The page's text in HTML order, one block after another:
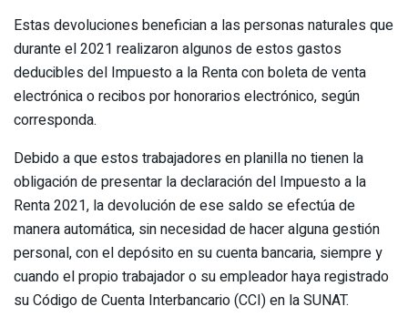
Estas devoluciones benefician a las personas naturales que
durante el 2021 realizaron algunos de estos gastos
deducibles del Impuesto a la Renta con boleta de venta
electrónica o recibos por honorarios electrónico, según
corresponda.
Debido a que estos trabajadores en planilla no tienen la
obligación de presentar la declaración del Impuesto a la
Renta 2021, la devolución de ese saldo se efectúa de
manera automática, sin necesidad de hacer alguna gestión
personal, con el depósito en su cuenta bancaria, siempre y
cuando el propio trabajador o su empleador haya registrado
su Código de Cuenta Interbancario (CCI) en la SUNAT.